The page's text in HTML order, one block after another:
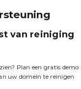
van reiniging
Plan een gratis demo
uw domein te reinigen